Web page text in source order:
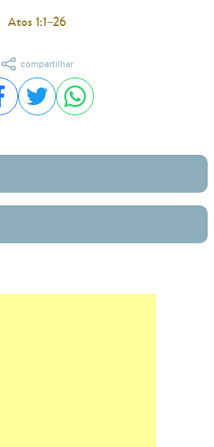
Atos 1:1–26
compartilhar
Compartilhar no Facebook
Compartilhar no Twitter
Compartilhar no